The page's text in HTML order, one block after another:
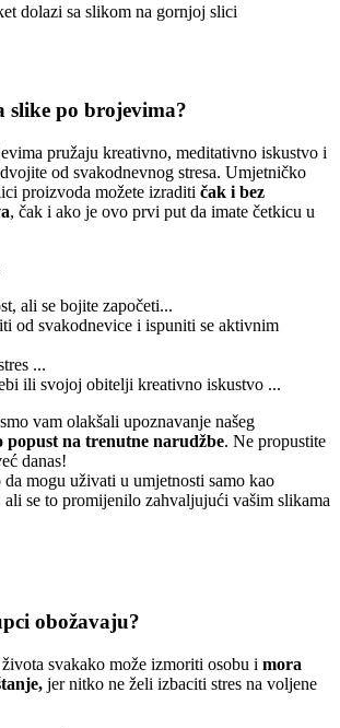
prijenosno džepno
dolazi sa slikom na gornjoj slici
slike po brojevima?
pružaju kreativno, meditativno iskustvo i
od svakodnevnog stresa. Umjetničko
proizvoda možete izraditi čak i bez
, čak i ako je ovo prvi put da imate četkicu u
ali se bojite započeti...
od svakodnevice i ispuniti se aktivnim
...
ili svojoj obitelji kreativno iskustvo ...
vam olakšali upoznavanje našeg
popust na trenutne narudžbe. Ne propustite
danas!
mogu uživati u umjetnosti samo kao
ali se to promijenilo zahvaljujući vašim slikama
obožavaju?
svakako može izmoriti osobu i mora
jer nitko ne želi izbaciti stres na voljene